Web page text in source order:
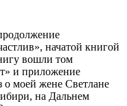
начатой книгой
вошли том
и приложение
о моей жене Светлане
на Дальнем